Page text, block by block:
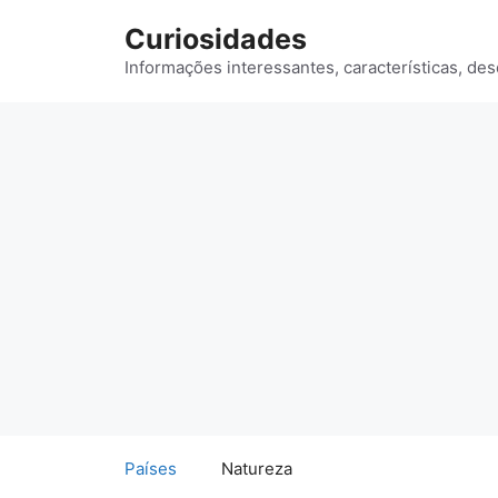
Curiosidades
Informações interessantes, características,
Países Natureza